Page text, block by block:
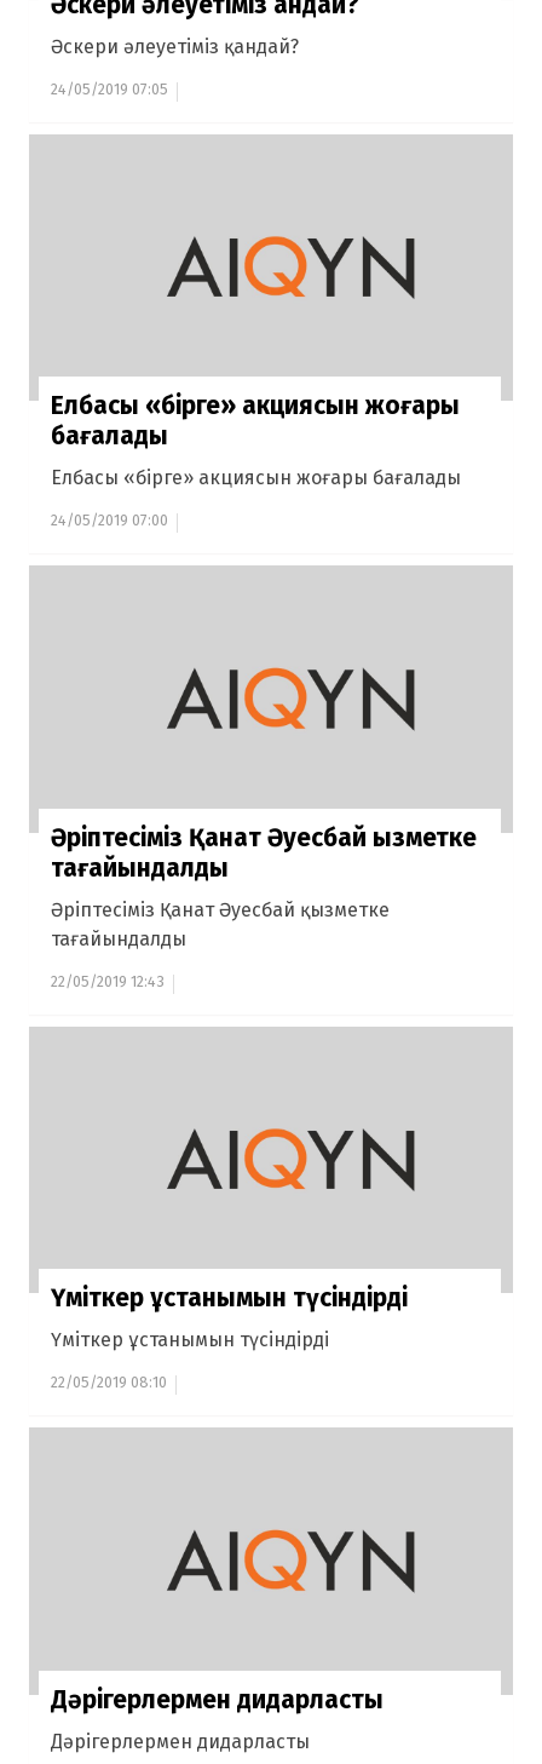
Әскери әлеуетіміз қандай?
24/05/2019 07:05
Елбасы «бірге» акциясын жоғары
бағалады
Елбасы «бірге» акциясын жоғары бағалады
24/05/2019 07:00
Әріптесіміз Қанат Әуесбай қызметке
тағайындалды
Әріптесіміз Қанат Әуесбай қызметке
тағайындалды
22/05/2019 12:43
Үміткер ұстанымын түсіндірді
Үміткер ұстанымын түсіндірді
22/05/2019 08:10
Дәрігерлермен дидарласты
Дәрігерлермен дидарласты